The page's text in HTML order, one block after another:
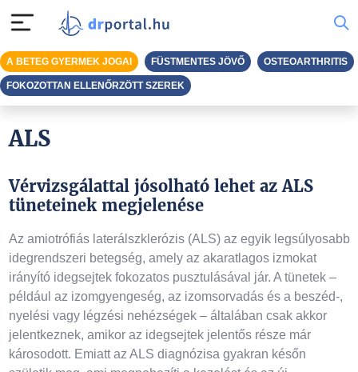
ALS
Vérvizsgálattal jósolható lehet az ALS
tüneteinek megjelenése
Az amiotrófiás laterálszklerózis (ALS) az egyik legsúlyosabb
idegrendszeri betegség, amely az akaratlagos izmokat
irányító idegsejtek fokozatos pusztulásával jár. A tünetek –
például az izomgyengeség, az izomsorvadás és a beszéd-,
nyelési vagy légzési nehézségek – általában csak akkor
jelentkeznek, amikor az idegsejtek jelentős része már
károsodott. Emiatt az ALS diagnózisa gyakran későn
A BETEG GYERMEK JOGAI FÜSTMENTES JÖVŐ OSTEOARTHRITIS
FOKOZOTTAN ELLENŐRZÖTT SZEREK